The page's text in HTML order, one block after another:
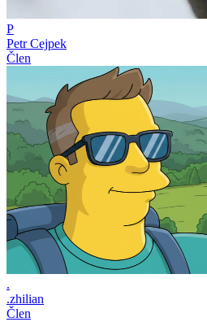
P
Petr Cejpek
Člen
.
.zhilian
Člen